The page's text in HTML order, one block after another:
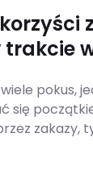
trakcie
pokus,
się
zakazy,